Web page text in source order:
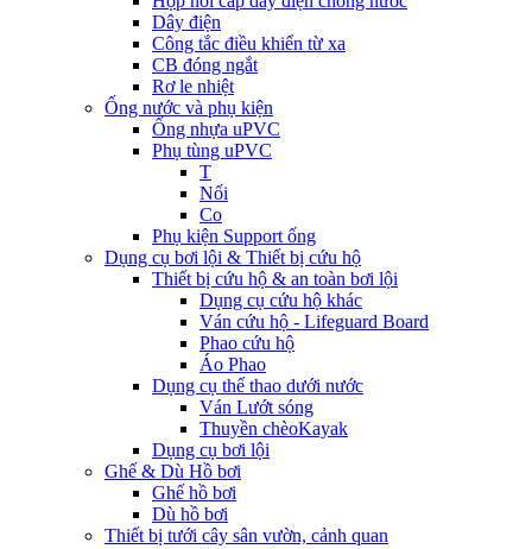
Dây điện
Công tắc điều khiển từ xa
CB đóng ngắt
Rơ le nhiệt
Ống nước và phụ kiện
Ống nhựa uPVC
Phụ tùng uPVC
T
Nối
Co
Phụ kiện Support ống
Dụng cụ bơi lội & Thiết bị cứu hộ
Thiết bị cứu hộ & an toàn bơi lội
Dụng cụ cứu hộ khác
Ván cứu hộ - Lifeguard Board
Phao cứu hộ
Áo Phao
Dụng cụ thể thao dưới nước
Ván Lướt sóng
Thuyền chèoKayak
Dụng cụ bơi lội
Ghế & Dù Hồ bơi
Ghế hồ bơi
Dù hồ bơi
Thiết bị tưới cây sân vườn, cảnh quan